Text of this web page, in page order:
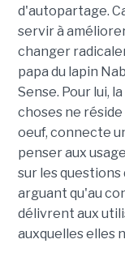
d'autopartage.
servir à
changer
papa du lapin
Sense. Pour lui,
choses ne
oeuf, connecte
penser aux
sur les
arguant qu'au
délivrent aux
auxquelles elles